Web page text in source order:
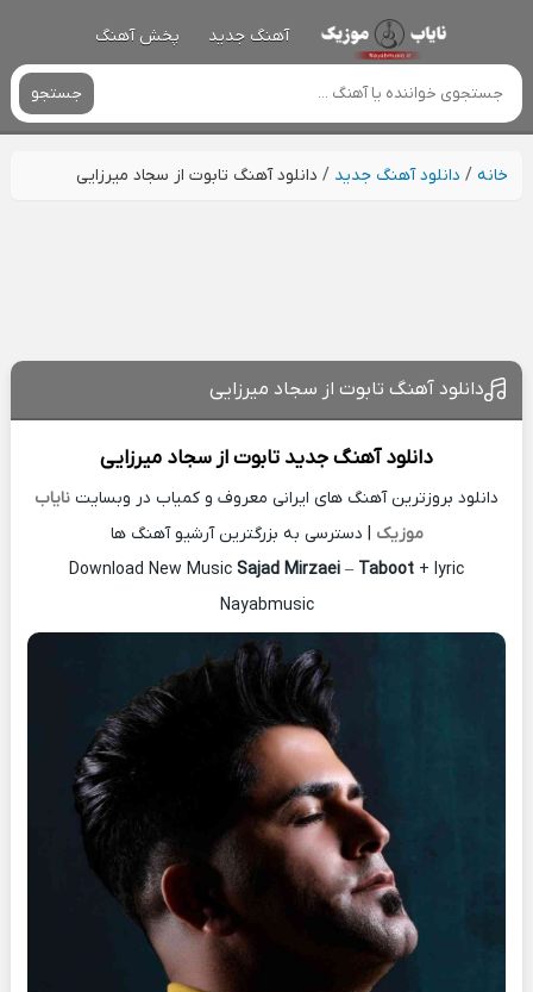
آهنگ جدید پخش آهنگ
جستجو
خانه/ دانلود آهنگ جدید / دانلود آهنگ تابوت از سجاد میرزایی
دانلود آهنگ تابوت از سجاد میرزایی
دانلود آهنگ جدید تابوت ازسجاد میرزایی
دانلود بروزترین آهنگ های ایرانی معروف و کمیاب در وبسایت نایاب
موزیک | دسترسی به بزرگترین آرشیو آهنگ ها
Download New Music Sajad Mirzaei – Taboot + lyric
Nayabmusic